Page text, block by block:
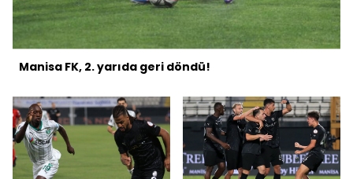
Manisa FK, 2. yarıda geri döndü!